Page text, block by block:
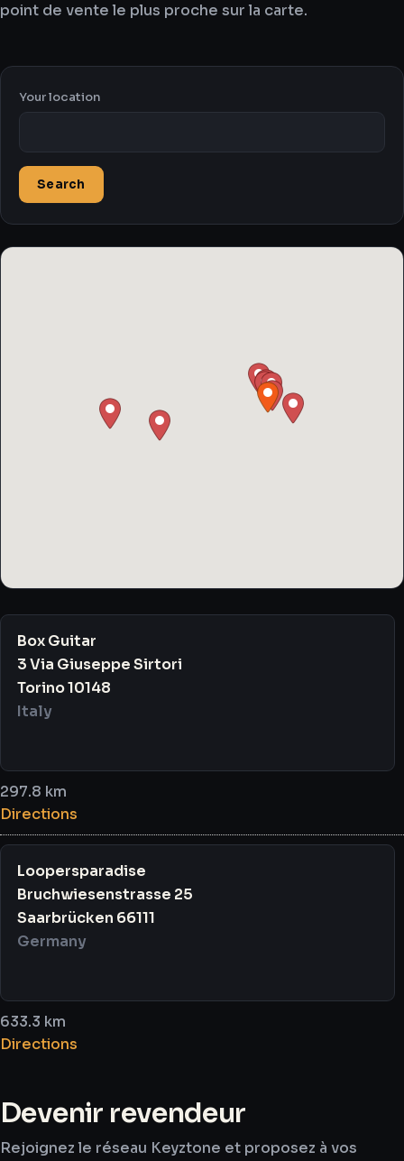
point de vente le plus proche sur la carte.
Your location
Box Guitar
3 Via Giuseppe Sirtori
Torino 10148
Italy
297.8 km
Directions
Loopersparadise
Bruchwiesenstrasse 25
Saarbrücken 66111
Germany
633.3 km
Directions
Boutikazik Amiens
2 Rue Flatters
Amiens 80090
Devenir revendeur
Rejoignez le réseau Keyztone et proposez à vos